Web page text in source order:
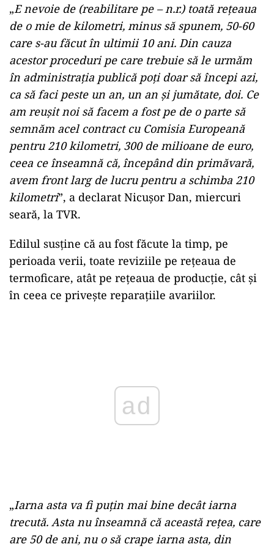
„E nevoie de (reabilitare pe – n.r.) toată reţeaua
de o mie de kilometri, minus să spunem, 50-60
care s-au făcut în ultimii 10 ani. Din cauza
acestor proceduri pe care trebuie să le urmăm
în administraţia publică poţi doar să începi azi,
ca să faci peste un an, un an şi jumătate, doi. Ce
am reuşit noi să facem a fost pe de o parte să
semnăm acel contract cu Comisia Europeană
pentru 210 kilometri, 300 de milioane de euro,
ceea ce înseamnă că, începând din primăvară,
avem front larg de lucru pentru a schimba 210
kilometri”, a declarat Nicuşor Dan, miercuri
seară, la TVR.
Edilul susține că au fost făcute la timp, pe
perioada verii, toate reviziile pe reţeaua de
termoficare, atât pe reţeaua de producţie, cât şi
în ceea ce priveşte reparaţiile avariilor.
„Iarna asta va fi puţin mai bine decât iarna
trecută. Asta nu înseamnă că această reţea, care
are 50 de ani, nu o să crape iarna asta, din